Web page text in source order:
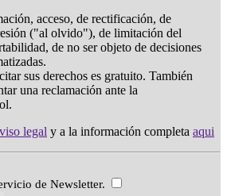
acceso, de rectificación, de
("al olvido"), de limitación del
de no ser objeto de decisiones
sus derechos es gratuito. También
una reclamación ante la
legal y a la información completa aqui
de Newsletter.